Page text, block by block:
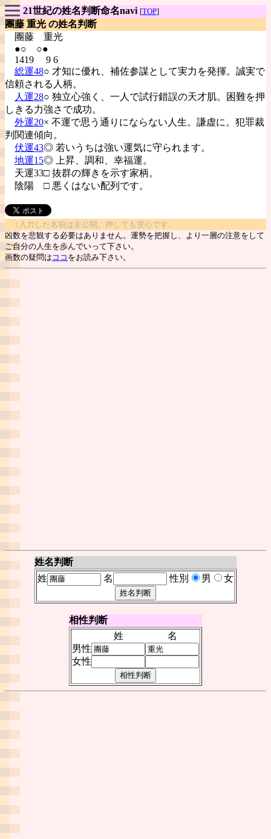
21世紀の姓名判断命名navi [TOP]
團藤 重光 の姓名判断
團藤 重光
●○ ○●
1419 9 6
総運48○ 才知に優れ、補佐参謀として実力を発揮。誠実で
信頼される人柄。
人運28○ 独立心強く、一人で試行錯誤の天才肌。困難を押
しきる力強さで成功。
外運20× 不運で思う通りにならない人生。謙虚に。犯罪裁
判関連傾向。
伏運43◎ 若いうちは強い運気に守られます。
地運15◎ 上昇、調和、幸福運。
天運33□ 抜群の輝きを示す家柄。
陰陽 □ 悪くはない配列です。
↑入力した名前は非公開。押しても安心です。
凶数を悲観する必要はありません。運勢を把握し、より一層の注意をして
ご自分の人生を歩んでいって下さい。
画数の疑問は ココ をお読み下さい。
姓名判断
姓
名 性別 男 女
相性判断
姓
名
男性
女性